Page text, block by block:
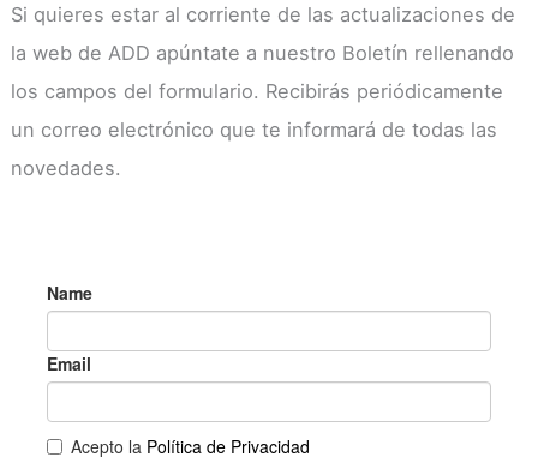
Si quieres estar al corriente de las actualizaciones de
la web de ADD apúntate a nuestro Boletín rellenando
los campos del formulario. Recibirás periódicamente
un correo electrónico que te informará de todas las
novedades.